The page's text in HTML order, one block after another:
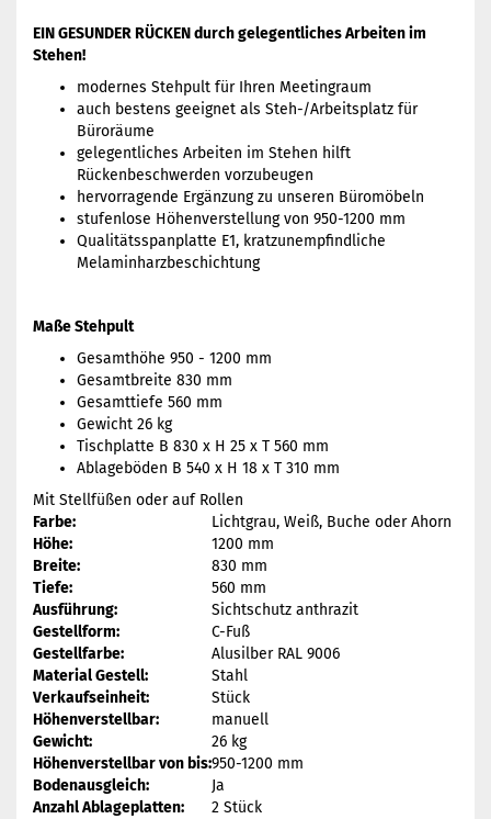
EIN GESUNDER RÜCKEN durch gelegentliches Arbeiten im
Stehen!
modernes Stehpult für Ihren Meetingraum
auch bestens geeignet als Steh-/Arbeitsplatz für
Büroräume
gelegentliches Arbeiten im Stehen hilft
Rückenbeschwerden vorzubeugen
hervorragende Ergänzung zu unseren Büromöbeln
stufenlose Höhenverstellung von 950-1200 mm
Qualitätsspanplatte E1, kratzunempfindliche
Melaminharzbeschichtung
Maße Stehpult
Gesamthöhe 950 - 1200 mm
Gesamtbreite 830 mm
Gesamttiefe 560 mm
Gewicht 26 kg
Tischplatte B 830 x H 25 x T 560 mm
Ablageböden B 540 x H 18 x T 310 mm
Mit Stellfüßen oder auf Rollen
Farbe:
Lichtgrau, Weiß, Buche oder Ahorn
Höhe:
1200 mm
Breite:
830 mm
Tiefe:
560 mm
Ausführung:
Sichtschutz anthrazit
Gestellform:
C-Fuß
Gestellfarbe:
Alusilber RAL 9006
Material Gestell:
Stahl
Verkaufseinheit:
Stück
Höhenverstellbar:
manuell
Gewicht:
26 kg
Höhenverstellbar von bis:950-1200 mm
Bodenausgleich:
Ja
Anzahl Ablageplatten:
2 Stück